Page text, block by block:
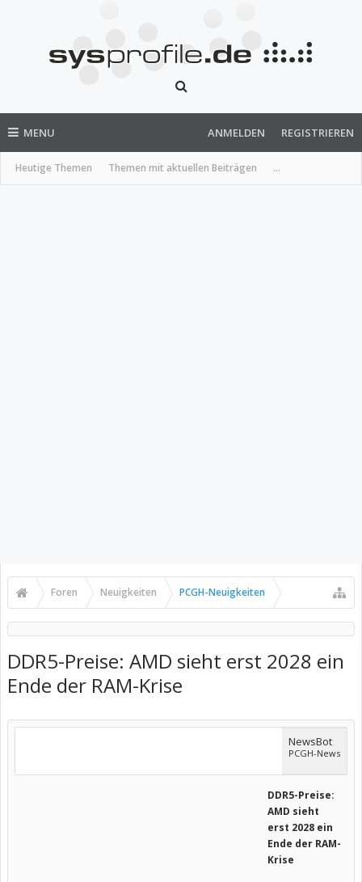
MENU
Heutige Themen Themen mit aktuellen Beiträgen ...
ANMELDEN REGISTRIEREN
Foren Neuigkeiten PCGH-Neuigkeiten
DDR5-Preise: AMD sieht erst 2028 ein
Ende der RAM-Krise
NewsBot
PCGH-News
DDR5-Preise:
AMD sieht
erst 2028 ein
Ende der RAM-
Krise